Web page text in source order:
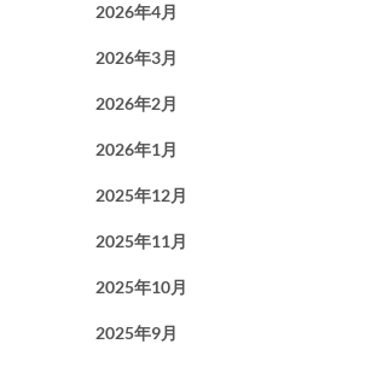
2026年4月
2026年3月
2026年2月
2026年1月
2025年12月
2025年11月
2025年10月
2025年9月